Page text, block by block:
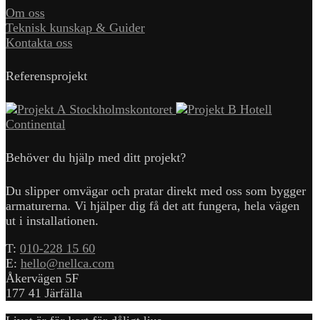
Om oss
Teknisk kunskap & Guider
Kontakta oss
Referensprojekt
Stockholmskontoret
Hotell
Continental
Behöver du hjälp med ditt projekt?
Du slipper omvägar och pratar direkt med oss som bygger
armaturerna. Vi hjälper dig få det att fungera, hela vägen
ut i installationen.
T: 010-228 15 60
E: hello@nellca.com
Åkervägen 5F
177 41 Järfälla